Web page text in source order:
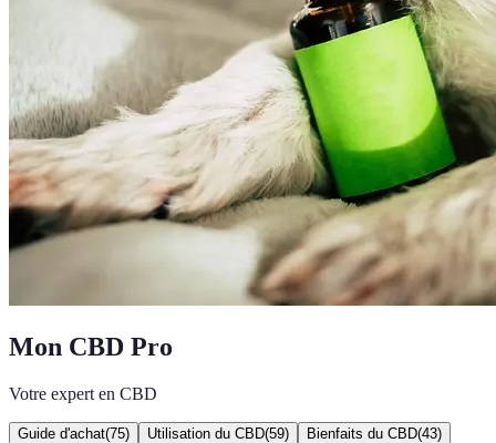
Mon CBD Pro
Votre expert en CBD
Guide d'achat(75) Utilisation du CBD(59) Bienfaits du CBD(43)